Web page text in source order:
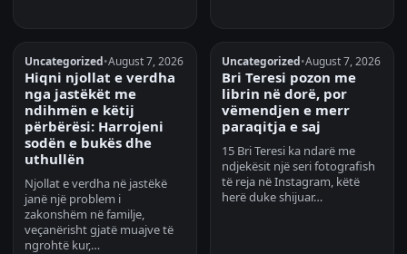
Uncategorized•August 7, 2026
Hiqni njollat e verdha
nga jastëkët me
ndihmën e këtij
përbërësi: Harrojeni
sodën e bukës dhe
uthullën
Njollat e verdha në jastëkë
janë një problem i
zakonshëm në familje,
veçanërisht gjatë muajve të
ngrohtë kur,…
Uncategorized•August 7, 2026
Bri Teresi pozon me
librin në dorë, por
vëmendjen e merr
paraqitja e saj
15 Bri Teresi ka ndarë me
ndjekësit një seri fotografish
të reja në Instagram, këtë
herë duke shijuar…